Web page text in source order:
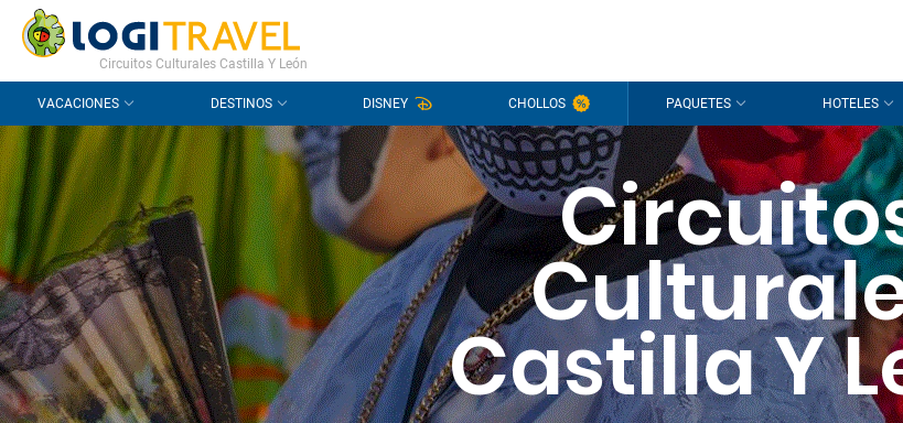
CONTACTO PREGUNTAS FRECUENTES
Circuitos Culturales Castilla Y León
VACACIONES DESTINOS DISNEY CHOLLOS PAQUETES HOTELES
Castilla Y